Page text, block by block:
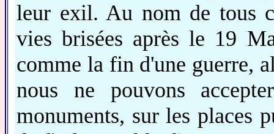
leur exil. Au nom de tous
vies brisées après le 19
comme la fin d'une guerre,
nous ne pouvons
monuments, sur les places